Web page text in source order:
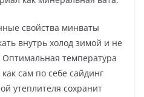
свойства минваты
внутрь холод зимой и не
Оптимальная температура
сам по себе сайдинг
утеплителя сохранит